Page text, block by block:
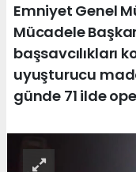
Emniyet Genel
Mücadele
başsavcılıkları
uyuşturucu
günde 71 ilde